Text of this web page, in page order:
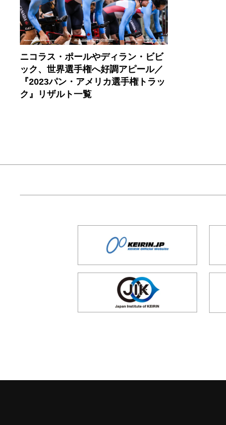
ニコラス・ポールやディラン・ビビ
ック、世界選手権へ好調アピール／
『2023パン・アメリカ選手権トラッ
ク』リザルト一覧